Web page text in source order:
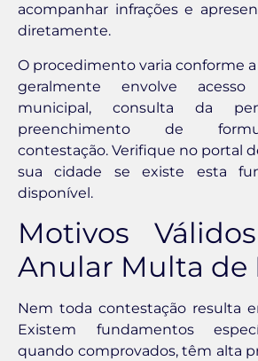
acompanhar infrações e
diretamente.
O procedimento varia conforme
geralmente envolve
municipal, consulta da
preenchimento de
contestação. Verifique no portal
sua cidade se existe esta
disponível.
Motivos
Anular Multa de
Nem toda contestação resulta
Existem fundamentos
quando comprovados, têm alta